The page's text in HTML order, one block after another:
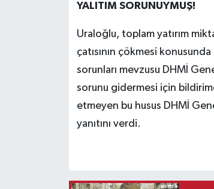
YALITIM SORUNUYMUŞ!
Uraloğlu, toplam yatırım
çatısının çökmesi
sorunları mevzusu DHMİ
sorunu gidermesi için
etmeyen bu husus DHMİ
yanıtını verdi.